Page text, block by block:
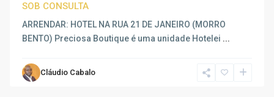
SOB CONSULTA
ARRENDAR: HOTEL NA RUA 21 DE JANEIRO (MORRO
BENTO) Preciosa Boutique é uma unidade Hotelei ...
Cláudio Cabalo
Camama,